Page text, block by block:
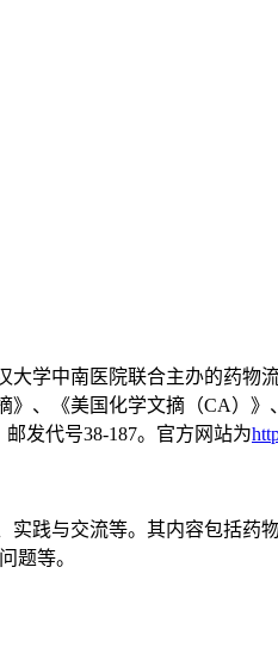
学中南医院联合主办的药物
、《美国化学文摘（CA）
发代号38-187。官方网站为
践与交流等。其内容包括药
题等。